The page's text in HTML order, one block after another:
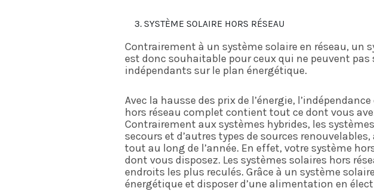
SYSTÈME SOLAIRE HORS RÉSEAU
Contrairement à un système solaire en réseau, un
est donc souhaitable pour ceux qui ne peuvent
indépendants sur le plan énergétique.
Avec la hausse des prix de l’énergie,
hors réseau complet contient tout ce dont vous
Contrairement aux systèmes hybrides, les
secours et d’autres types de sources
tout au long de l’année. En effet, votre système
dont vous disposez. Les systèmes solaires hors
endroits les plus reculés. Grâce à un système
énergétique et disposer d’une alimentation en